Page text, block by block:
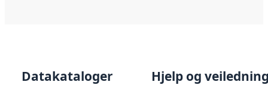
Datakataloger Hjelp og